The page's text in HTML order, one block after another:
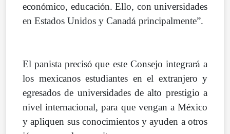
económico, educación. Ello, con universidades
en Estados Unidos y Canadá principalmente”.
El panista precisó que este Consejo integrará a
los mexicanos estudiantes en el extranjero y
egresados de universidades de alto prestigio a
nivel internacional, para que vengan a México
y apliquen sus conocimientos y ayuden a otros